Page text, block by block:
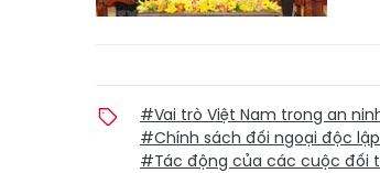
#Vai trò Việt Nam trong an
#Chính sách đối ngoại độc
#Tác động của các cuộc đối